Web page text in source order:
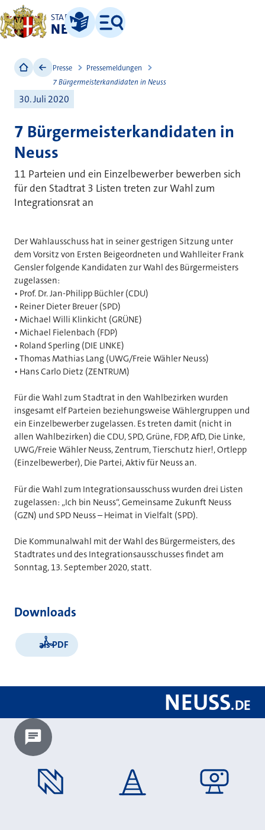
STADT
NEUSS
Leichte Sprache
Menü
Presse
Pressemeldungen
7 Bürgermeisterkandidaten in Neuss
30. Juli 2020
7 Bürgermeisterkandidaten in
Neuss
11 Parteien und ein Einzelbewerber bewerben sich
für den Stadtrat 3 Listen treten zur Wahl zum
Integrationsrat an
Der Wahlausschuss hat in seiner gestrigen Sitzung unter
dem Vorsitz von Ersten Beigeordneten und Wahlleiter Frank
Gensler folgende Kandidaten zur Wahl des Bürgermeisters
zugelassen:
• Prof. Dr. Jan-Philipp Büchler (CDU)
• Reiner Dieter Breuer (SPD)
• Michael Willi Klinkicht (GRÜNE)
• Michael Fielenbach (FDP)
• Roland Sperling (DIE LINKE)
• Thomas Mathias Lang (UWG/Freie Wähler Neuss)
• Hans Carlo Dietz (ZENTRUM)
Für die Wahl zum Stadtrat in den Wahlbezirken wurden
insgesamt elf Parteien beziehungsweise Wählergruppen und
ein Einzelbewerber zugelassen. Es treten damit (nicht in
allen Wahlbezirken) die CDU, SPD, Grüne, FDP, AfD, Die Linke,
UWG/Freie Wähler Neuss, Zentrum, Tierschutz hier!, Ortlepp
(Einzelbewerber), Die Partei, Aktiv für Neuss an.
Für die Wahl zum Integrationsausschuss wurden drei Listen
zugelassen: „Ich bin Neuss“, Gemeinsame Zukunft Neuss
(GZN) und SPD Neuss – Heimat in Vielfalt (SPD).
Die Kommunalwahl mit der Wahl des Bürgermeisters, des
Stadtrates und des Integrationsausschusses findet am
Sonntag, 13. September 2020, statt.
Downloads
als PDF
NEUSS.DE
Chatbot laden?